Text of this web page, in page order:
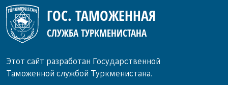
ГОС. ТАМОЖЕННАЯ
СЛУЖБА ТУРКМЕНИСТАНА
Этот сайт разработан Государственной
Таможенной службой Туркменистана.